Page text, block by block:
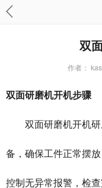
双
作者：
双面研磨机开机步骤
双面研磨机开机
备，确保工件正常摆
控制无异常报警，检